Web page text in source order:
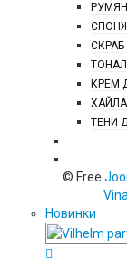
КРЕМ
ТЕНИ
© Free
Новинки